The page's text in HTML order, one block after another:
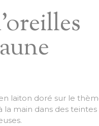
laiton doré sur le
main dans des teintes